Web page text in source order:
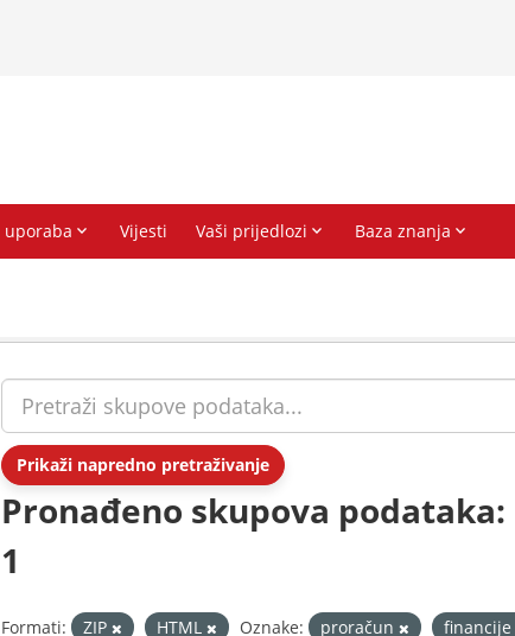
Prikaži napredno pretraživanje
Pronađeno skupova podataka:
1
Formati: ZIP HTML Oznake: proračun financije